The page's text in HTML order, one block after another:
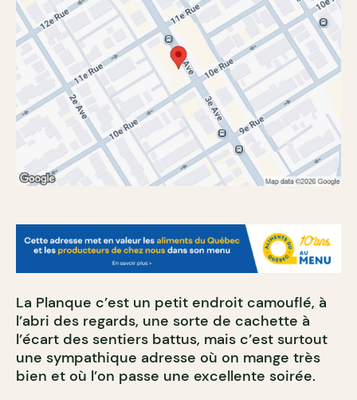
La Planque c’est un petit endroit camouflé, à
l’abri des regards, une sorte de cachette à
l’écart des sentiers battus, mais c’est surtout
une sympathique adresse où on mange très
bien et où l’on passe une excellente soirée.